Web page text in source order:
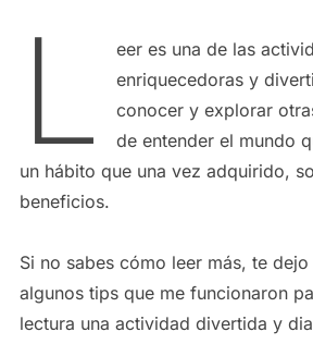
L
eer es una de las
enriquecedoras y
conocer y explorar
de entender el mundo
un hábito que una vez adquirido,
beneficios.
Si no sabes cómo leer más, te dejo
algunos tips que me funcionaron
lectura una actividad divertida y